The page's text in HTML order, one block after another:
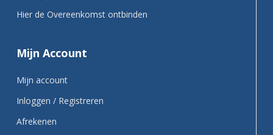
Hier de Overeenkomst ontbinden
Mijn Account
Mijn account
Inloggen / Registreren
Afrekenen